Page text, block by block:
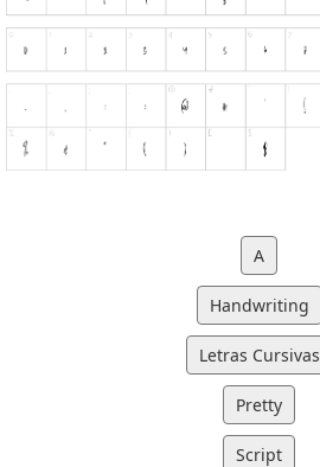
A
Handwriting
Letras Cursivas
Pretty
Script